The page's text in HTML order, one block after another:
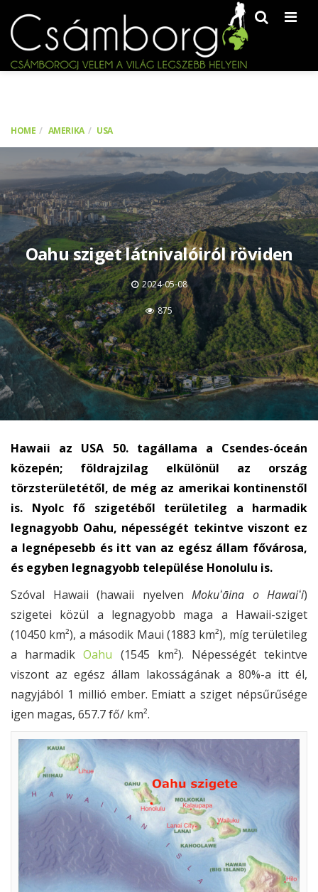
HOME AMERIKA USA
Oahu sziget látnivalóiról röviden
2024-05-08
875
Hawaii az USA 50. tagállama a Csendes-óceán
közepén; földrajzilag elkülönül az ország
törzsterületétől, de még az amerikai kontinenstől
is. Nyolc fő szigetéből területileg a harmadik
legnagyobb Oahu, népességét tekintve viszont ez
a legnépesebb és itt van az egész állam fővárosa,
és egyben legnagyobb települése Honolulu is.
Szóval Hawaii (hawaii nyelven Mokuʻāina o Hawaiʻi)
szigetei közül a legnagyobb maga a Hawaii-sziget
(10450 km²), a második Maui (1883 km²), míg területileg
a harmadikOahu (1545 km²). Népességét tekintve
viszont az egész állam lakosságának a 80%-a itt él,
nagyjából 1 millió ember. Emiatt a sziget népsűrűsége
igen magas, 657.7 fő/ km².